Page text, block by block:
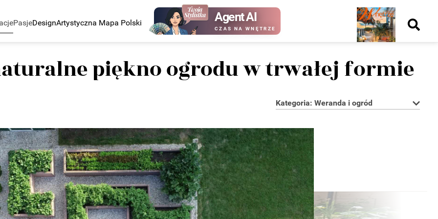
PasjeDesignArtystyczna Mapa Polski Agent AI
CZAS NA WNĘTRZE
Nowy
numer
kup ten
piękno ogrodu w trwałej formie
Kategoria: Weranda i ogród